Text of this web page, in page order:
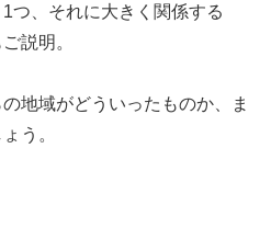
1つ、それに大きく関係する
説明。
地域がどういったものか、ま
う。